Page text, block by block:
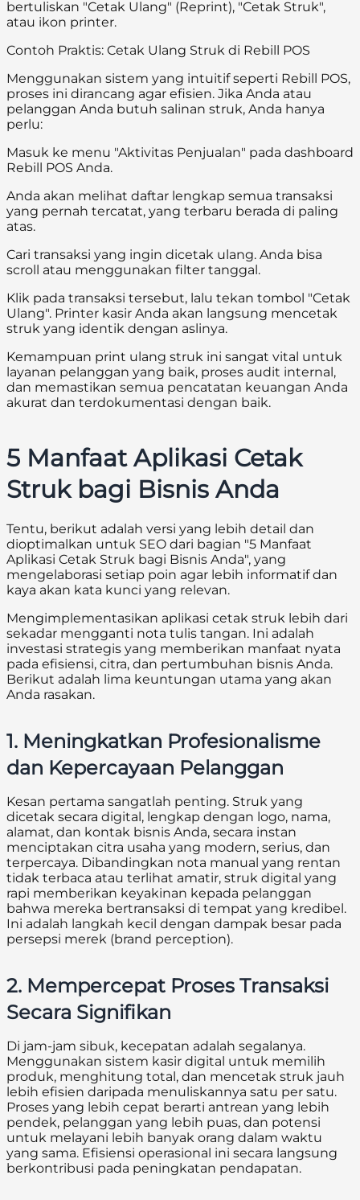
bertuliskan "Cetak Ulang" (Reprint), "Cetak Struk",
atau ikon printer.
Contoh Praktis: Cetak Ulang Struk di Rebill POS
Menggunakan sistem yang intuitif seperti Rebill POS,
proses ini dirancang agar efisien. Jika Anda atau
pelanggan Anda butuh salinan struk, Anda hanya
perlu:
Masuk ke menu "Aktivitas Penjualan" pada dashboard
Rebill POS Anda.
Anda akan melihat daftar lengkap semua transaksi
yang pernah tercatat, yang terbaru berada di paling
atas.
Cari transaksi yang ingin dicetak ulang. Anda bisa
scroll atau menggunakan filter tanggal.
Klik pada transaksi tersebut, lalu tekan tombol "Cetak
Ulang". Printer kasir Anda akan langsung mencetak
struk yang identik dengan aslinya.
Kemampuan print ulang struk ini sangat vital untuk
layanan pelanggan yang baik, proses audit internal,
dan memastikan semua pencatatan keuangan Anda
akurat dan terdokumentasi dengan baik.
5 Manfaat Aplikasi Cetak
Struk bagi Bisnis Anda
Tentu, berikut adalah versi yang lebih detail dan
dioptimalkan untuk SEO dari bagian "5 Manfaat
Aplikasi Cetak Struk bagi Bisnis Anda", yang
mengelaborasi setiap poin agar lebih informatif dan
kaya akan kata kunci yang relevan.
Mengimplementasikan aplikasi cetak struk lebih dari
sekadar mengganti nota tulis tangan. Ini adalah
investasi strategis yang memberikan manfaat nyata
pada efisiensi, citra, dan pertumbuhan bisnis Anda.
Berikut adalah lima keuntungan utama yang akan
Anda rasakan.
1. Meningkatkan Profesionalisme
dan Kepercayaan Pelanggan
Kesan pertama sangatlah penting. Struk yang
dicetak secara digital, lengkap dengan logo, nama,
alamat, dan kontak bisnis Anda, secara instan
menciptakan citra usaha yang modern, serius, dan
terpercaya. Dibandingkan nota manual yang rentan
tidak terbaca atau terlihat amatir, struk digital yang
rapi memberikan keyakinan kepada pelanggan
bahwa mereka bertransaksi di tempat yang kredibel.
Ini adalah langkah kecil dengan dampak besar pada
persepsi merek (brand perception).
2. Mempercepat Proses Transaksi
Secara Signifikan
Di jam-jam sibuk, kecepatan adalah segalanya.
Menggunakan sistem kasir digital untuk memilih
produk, menghitung total, dan mencetak struk jauh
lebih efisien daripada menuliskannya satu per satu.
Proses yang lebih cepat berarti antrean yang lebih
pendek, pelanggan yang lebih puas, dan potensi
untuk melayani lebih banyak orang dalam waktu
yang sama. Efisiensi operasional ini secara langsung
berkontribusi pada peningkatan pendapatan.